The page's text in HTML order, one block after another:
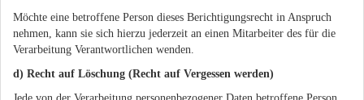
Möchte eine betroffene Person dieses Berichtigungsrecht in Anspruch
nehmen, kann sie sich hierzu jederzeit an einen Mitarbeiter des für die
Verarbeitung Verantwortlichen wenden.
d) Recht auf Löschung (Recht auf Vergessen werden)